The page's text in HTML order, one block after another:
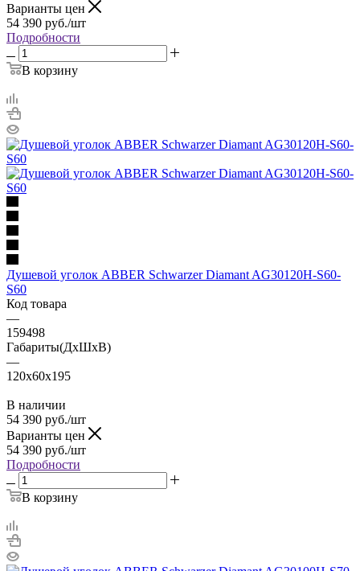
Варианты цен
54 390 руб./шт
Подробности
В корзину
Душевой уголок ABBER Schwarzer Diamant AG30120H-S60-
S60
Код товара
—
159498
Габариты(ДхШхВ)
—
120x60x195
В наличии
54 390 руб./шт
Варианты цен
54 390 руб./шт
Подробности
В корзину